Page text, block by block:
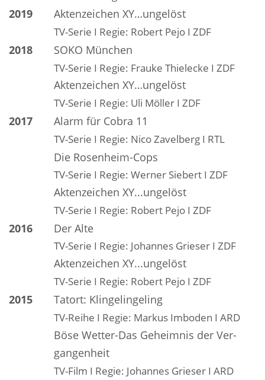
2019 Aktenzeichen XY…ungelöst
TV-Serie I Regie: Robert Pejo I ZDF
2018 SOKO München
TV-Serie I Regie: Frauke Thielecke I ZDF
Aktenzeichen XY…ungelöst
TV-Serie I Regie: Uli Möller I ZDF
2017 Alarm für Cobra 11
TV-Serie I Regie: Nico Zavelberg I RTL
Die Rosenheim-Cops
TV-Serie I Regie: Werner Siebert I ZDF
Aktenzeichen XY...ungelöst
TV-Serie I Regie: Robert Pejo I ZDF
2016 Der Alte
TV-Serie I Regie: Johannes Grieser I ZDF
Aktenzeichen XY...ungelöst
TV-Serie I Regie: Robert Pejo I ZDF
2015 Tatort: Klingelingeling
TV-Reihe I Regie: Markus Imboden I ARD
Böse Wetter-Das Geheimnis der Ver-
gangenheit
TV-Film I Regie: Johannes Grieser I ARD